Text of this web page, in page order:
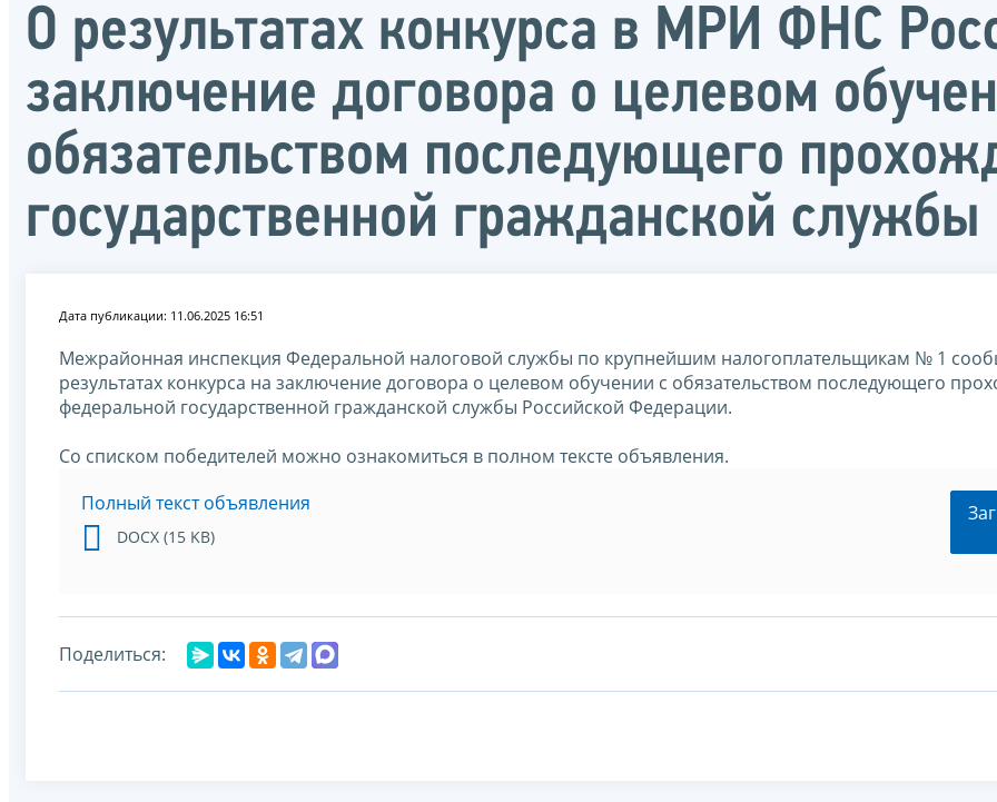
О результатах конкурса в МРИ ФНС
заключение договора о целевом
обязательством последующего
государственной гражданской службы
Дата публикации: 11.06.2025 16:51
Межрайонная инспекция Федеральной налоговой службы по крупнейшим налогоплательщикам № 1
результатах конкурса на заключение договора о целевом обучении с обязательством последующего
федеральной государственной гражданской службы Российской Федерации.
Со списком победителей можно ознакомиться в полном тексте объявления.
Полный текст объявления
DOCX (15 KB)
Поделиться: